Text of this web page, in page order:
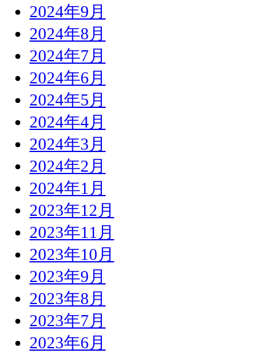
2024年9月
2024年8月
2024年7月
2024年6月
2024年5月
2024年4月
2024年3月
2024年2月
2024年1月
2023年12月
2023年11月
2023年10月
2023年9月
2023年8月
2023年7月
2023年6月